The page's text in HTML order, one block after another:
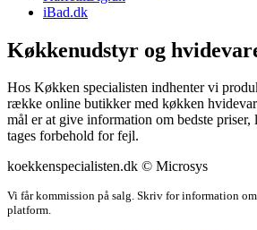
iBad.dk
Køkkenudstyr og
Hos Køkken specialisten indhenter vi
række online butikker med køkken
mål er at give information om bedste priser,
tages forbehold for fejl.
koekkenspecialisten.dk © Microsys
Vi får kommission på salg. Skriv for information
platform.